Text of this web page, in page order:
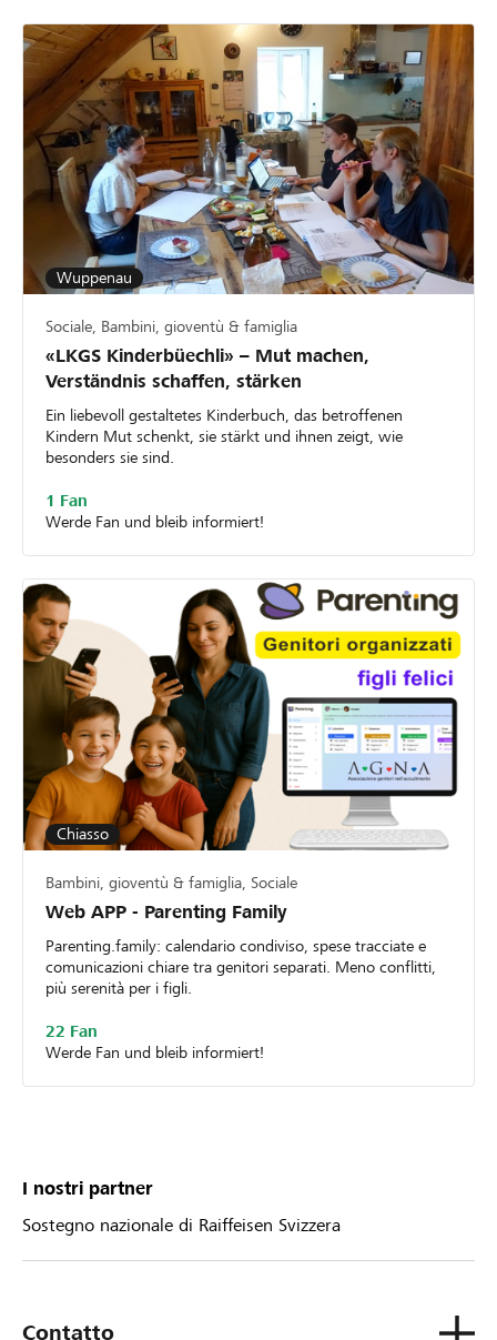
Wuppenau
Sociale, Bambini, gioventù & famiglia
«LKGS Kinderbüechli» – Mut machen,
Verständnis schaffen, stärken
Ein liebevoll gestaltetes Kinderbuch, das betroffenen
Kindern Mut schenkt, sie stärkt und ihnen zeigt, wie
besonders sie sind.
1 Fan
Werde Fan und bleib informiert!
Chiasso
Bambini, gioventù & famiglia, Sociale
Web APP - Parenting Family
Parenting.family: calendario condiviso, spese tracciate e
comunicazioni chiare tra genitori separati. Meno conflitti,
più serenità per i figli.
22 Fan
Werde Fan und bleib informiert!
I nostri partner
Sostegno nazionale di Raiffeisen Svizzera
Contatto